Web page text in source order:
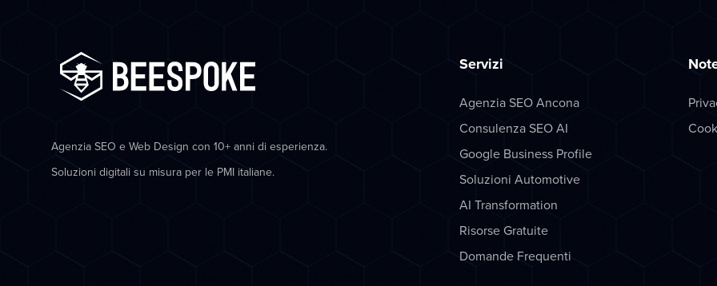
Agenzia SEO e Web Design con 10+ anni di esperienza.
Soluzioni digitali su misura per le PMI italiane.
Servizi
Agenzia SEO Ancona
Consulenza SEO AI
Google Business Profile
Soluzioni Automotive
AI Transformation
Risorse Gratuite
Domande Frequenti